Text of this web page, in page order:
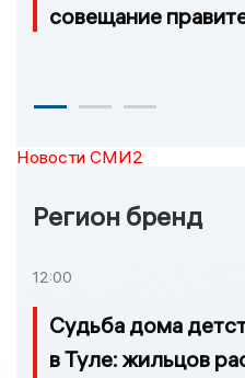
совещание
Новости СМИ2
Регион бренд
12:00
Судьба дома
в Туле: жильцов